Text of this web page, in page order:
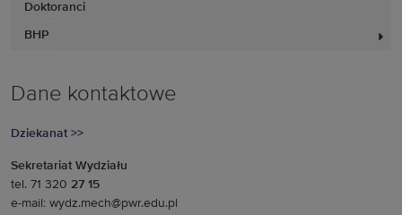
Doktoranci
BHP
Dane kontaktowe
Dziekanat >>
Sekretariat Wydziału
tel. 71 320 27 15
e-mail: wydz.mech@pwr.edu.pl